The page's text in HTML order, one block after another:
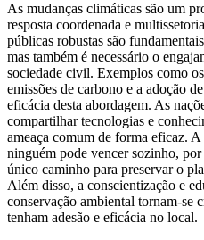
As mudanças climáticas são um
resposta coordenada e
públicas robustas são
mas também é necessário o
sociedade civil. Exemplos como
emissões de carbono e a adoção
eficácia desta abordagem. As
compartilhar tecnologias e
ameaça comum de forma eficaz.
ninguém pode vencer sozinho,
único caminho para preservar o
Além disso, a conscientização e
conservação ambiental tornam-se
tenham adesão e eficácia no local.